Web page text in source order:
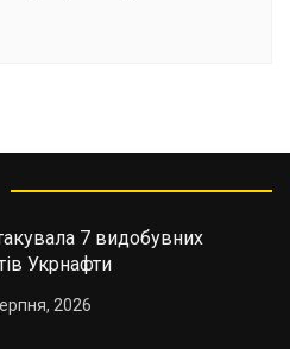
7 видобувних
Укрнафти
2026